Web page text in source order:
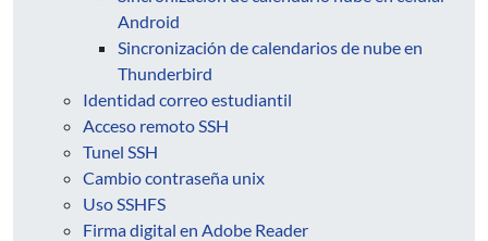
Android
Sincronización de calendarios de nube en
Thunderbird
Identidad correo estudiantil
Acceso remoto SSH
Tunel SSH
Cambio contraseña unix
Uso SSHFS
Firma digital en Adobe Reader